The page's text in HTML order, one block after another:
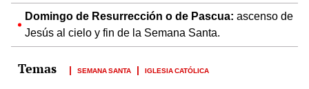
Domingo de Resurrección o de Pascua: ascenso de
Jesús al cielo y fin de la Semana Santa.
SEMANA SANTA IGLESIA CATÓLICA